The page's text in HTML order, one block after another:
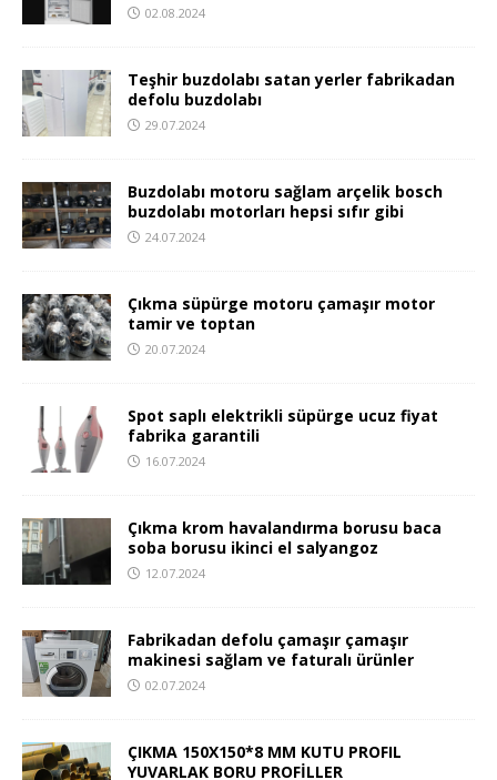
02.08.2024
Teşhir buzdolabı satan yerler fabrikadan
defolu buzdolabı
29.07.2024
Buzdolabı motoru sağlam arçelik bosch
buzdolabı motorları hepsi sıfır gibi
24.07.2024
Çıkma süpürge motoru çamaşır motor
tamir ve toptan
20.07.2024
Spot saplı elektrikli süpürge ucuz fiyat
fabrika garantili
16.07.2024
Çıkma krom havalandırma borusu baca
soba borusu ikinci el salyangoz
12.07.2024
Fabrikadan defolu çamaşır çamaşır
makinesi sağlam ve faturalı ürünler
02.07.2024
ÇIKMA 150X150*8 MM KUTU PROFIL
YUVARLAK BORU PROFİLLER